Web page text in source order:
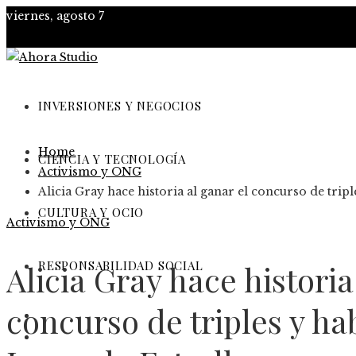
viernes, agosto 7
INVERSIONES Y NEGOCIOS
CIENCIA Y TECNOLOGÍA
CULTURA Y OCIO
RESPONSABILIDAD SOCIAL
Inversiones y negocios
Ciencia y tecnología
Home
Activismo y ONG
Alicia Gray hace historia al ganar el concurso de
Activismo y ONG
Alicia Gray hace
concurso de triples y